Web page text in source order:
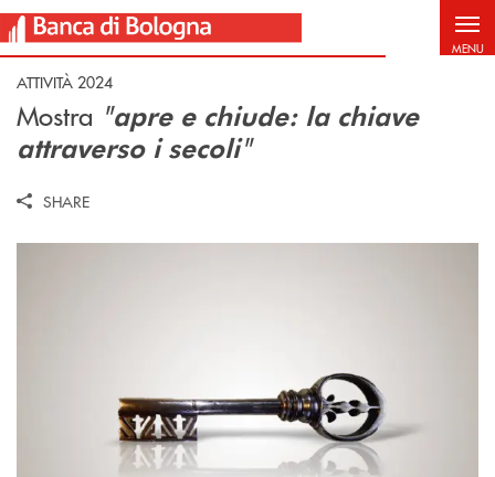
Salta al contenuto principale
MENU
ATTIVITÀ 2024
Mostra "apre e chiude: la chiave
attraverso i secoli"
SHARE